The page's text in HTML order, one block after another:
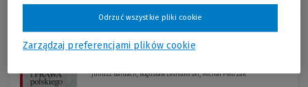
Juliusz Bardach, Bogusław Leśnodorski, Michał Pietrzak
Zarządzaj preferencjami plików cookie
Odrzuć wszystkie pliki cookie